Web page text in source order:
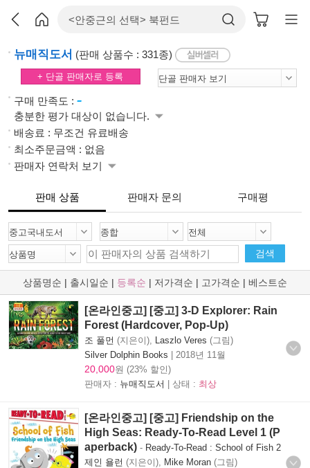
뉴매직도서 (판매 상품수 : 331종)
+ 단골 판매자로 등록
구매 만족도 : -
충분한 평가 대상이 없습니다.
배송료 : 무조건 유료배송
최소주문금액 : 없음
판매자 연락처 보기
판매 상품 판매자 문의 구매평
검색
상품명순 | 출시일순 | 등록순 | 저가격순 | 고가격순 | 베스트순
[온라인중고] [중고] 3-D Explorer: Rain
Forest (Hardcover, Pop-Up)
조 풀먼 (지은이), Laszlo Veres (그림)
Silver Dolphin Books | 2018년 11월
20,000원 (23% 할인)
판매자 : 뉴매직도서 | 상태 : 최상
[온라인중고] [중고] Friendship on the
High Seas: Ready-To-Read Level 1 (P
aperback) - Ready-To-Read : School of Fish 2
제인 욜런 (지은이), Mike Moran (그림)